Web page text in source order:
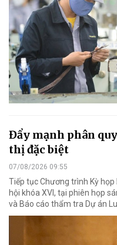
Đẩy mạnh phân
thị đặc biệt
07/08/2026 09:55
Tiếp tục Chương trình Kỳ
hội khóa XVI, tại phiên họp
và Báo cáo thẩm tra Dự án